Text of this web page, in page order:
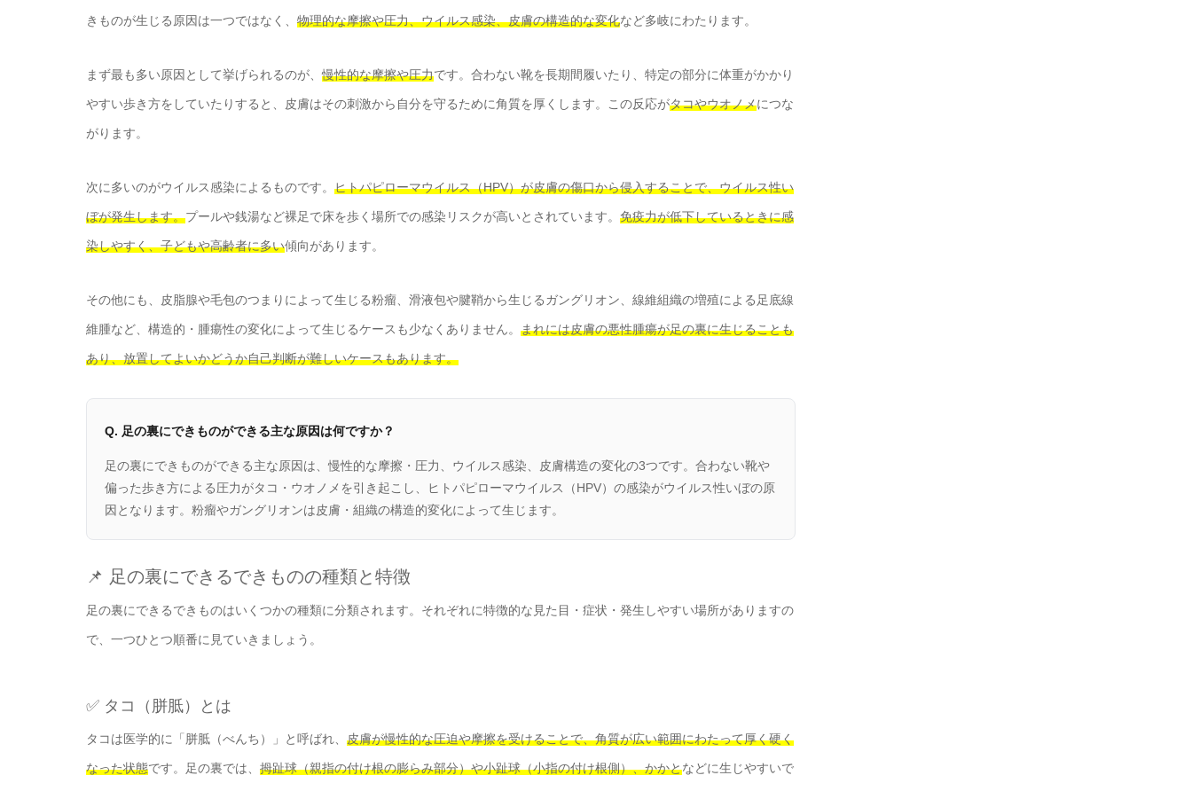
きものが生じる原因は一つではなく、 物理的な摩擦や圧力、ウイルス感染、皮膚の構造的な変化など多岐にわたります。
まず最も多い原因として挙げられるのが、慢性的な摩擦や圧力です。合わない靴を長期間履いたり、特定の部分に体重がかかり
やすい歩き方をしていたりすると、皮膚はその刺激から自分を守るために角質を厚くします。この反応がタコやウオノメにつな
がります。
次に多いのがウイルス感染によるものです。 ヒトパピローマウイルス（HPV）が皮膚の傷口から侵入することで、ウイルス性い
ぼが発生します。プールや銭湯など裸足で床を歩く場所での感染リスクが高いとされています。 免疫力が低下しているときに感
染しやすく、子どもや高齢者に多い傾向があります。
その他にも、皮脂腺や毛包のつまりによって生じる粉瘤、滑液包や腱鞘から生じるガングリオン、線維組織の増殖による足底線
維腫など、構造的・腫瘍性の変化によって生じるケースも少なくありません。 まれには皮膚の悪性腫瘍が足の裏に生じることも
あり、放置してよいかどうか自己判断が難しいケースもあります。
Q. 足の裏にできものができる主な原因は何ですか？
足の裏にできものができる主な原因は、慢性的な摩擦・圧力、ウイルス感染、皮膚構造の変化の3つです。合わない靴や
偏った歩き方による圧力がタコ・ウオノメを引き起こし、ヒトパピローマウイルス（HPV）の感染がウイルス性いぼの原
因となります。粉瘤やガングリオンは皮膚・組織の構造的変化によって生じます。
📌 足の裏にできるできものの種類と特徴
足の裏にできるできものはいくつかの種類に分類されます。それぞれに特徴的な見た目・症状・発生しやすい場所がありますの
で、一つひとつ順番に見ていきましょう。
✅ タコ（胼胝）とは
タコは医学的に「胼胝（べんち）」と呼ばれ、 皮膚が慢性的な圧迫や摩擦を受けることで、角質が広い範囲にわたって厚く硬く
なった状態です。足の裏では、 拇趾球（親指の付け根の膨らみ部分）や小趾球（小指の付け根側）、かかとなどに生じやすいで